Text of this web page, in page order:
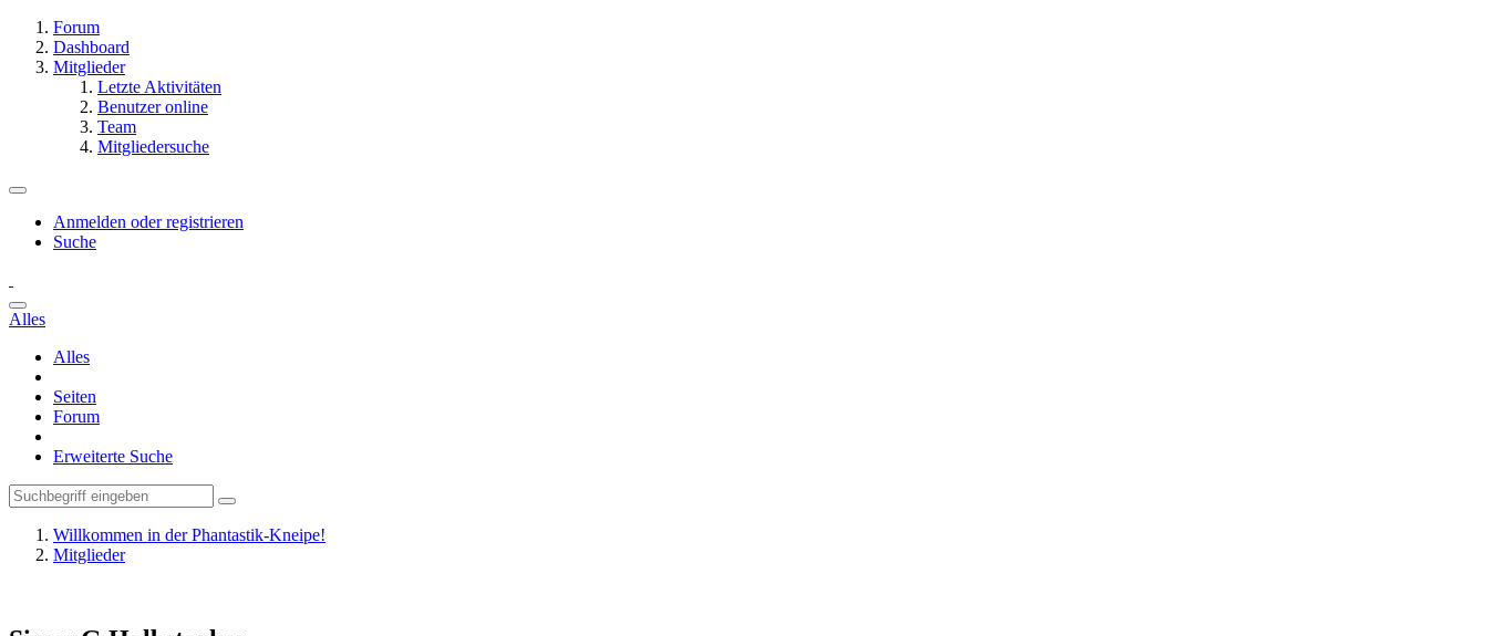
Forum
Dashboard
Mitglieder
Letzte Aktivitäten
Benutzer online
Team
Mitgliedersuche
Anmelden oder registrieren
Suche
Alles
Alles
Seiten
Forum
Erweiterte Suche
Willkommen in der Phantastik-Kneipe!
Mitglieder